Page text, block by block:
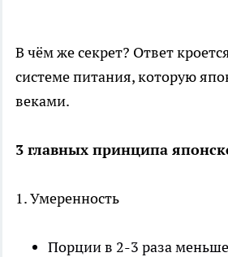
В чём же секрет? Ответ
системе питания, которую
веками.
3 главных принципа
1. Умеренность
Порции в 2-3 раза